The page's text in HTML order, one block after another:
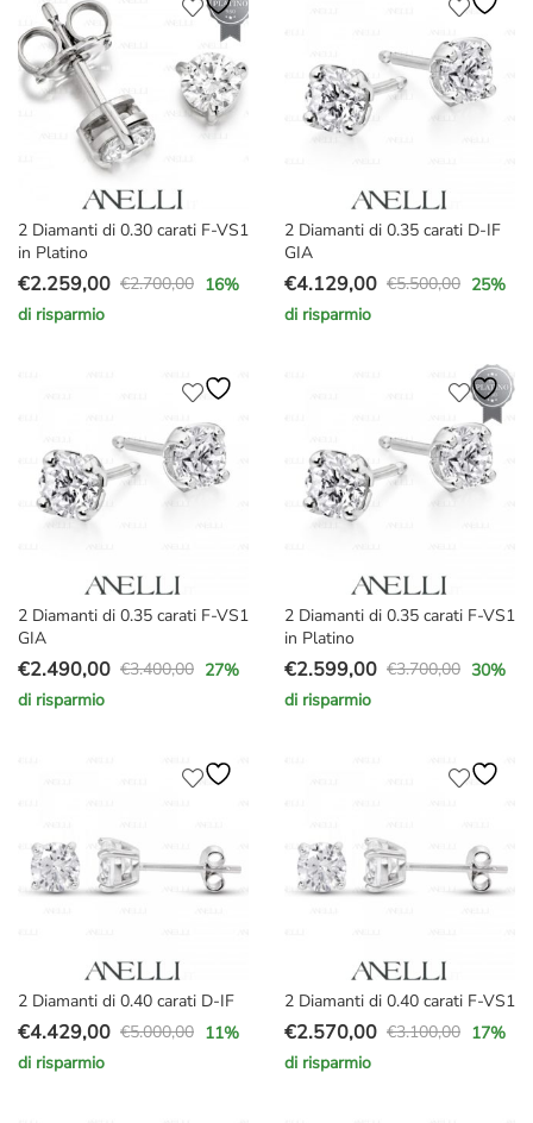
€3.570,00.
€2.970,00.
2 Diamanti di 0.30 carati F-VS1
in Platino
€2.700,00
Il
prezzo
€2.259,00
Il
prezzo
16%
di risparmio
2 Diamanti di 0.35 carati D-IF
GIA
€5.500,00
Il
prezzo
€4.129,00
Il
prezzo
25%
di risparmio
2 Diamanti di 0.35 carati F-VS1
GIA
€3.400,00
Il
prezzo
€2.490,00
Il
prezzo
27%
di risparmio
2 Diamanti di 0.35 carati F-VS1
in Platino
€3.700,00
Il
prezzo
€2.599,00
Il
prezzo
30%
di risparmio
2 Diamanti di 0.40 carati D-IF
€5.000,00
Il
prezzo
€4.429,00
Il
prezzo
11%
di risparmio
2 Diamanti di 0.40 carati F-VS1
€3.100,00
Il
prezzo
€2.570,00
Il
prezzo
17%
di risparmio